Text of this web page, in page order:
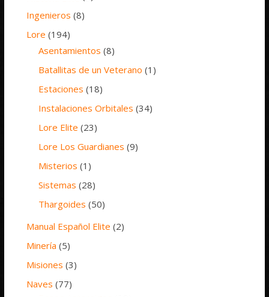
Ingenieros (8)
Lore (194)
Asentamientos (8)
Batallitas de un Veterano (1)
Estaciones (18)
Instalaciones Orbitales (34)
Lore Elite (23)
Lore Los Guardianes (9)
Misterios (1)
Sistemas (28)
Thargoides (50)
Manual Español Elite (2)
Minería (5)
Misiones (3)
Naves (77)